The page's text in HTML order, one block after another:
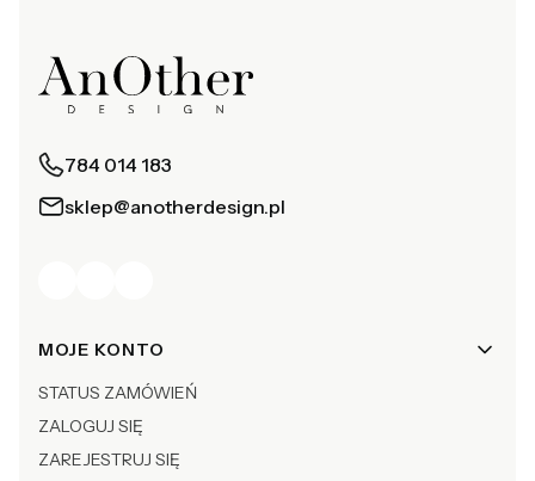
784 014 183
sklep@anotherdesign.pl
Linki w stopce
MOJE KONTO
STATUS ZAMÓWIEŃ
ZALOGUJ SIĘ
ZAREJESTRUJ SIĘ